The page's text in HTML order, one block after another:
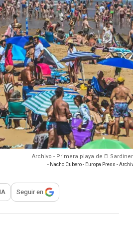
Archivo - Primera playa de El
- Nacho Cubero - Europa Press -
para compartir
IA Seguir en